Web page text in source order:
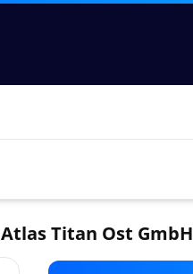
Atlas Titan Ost GmbH